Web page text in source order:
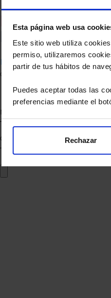
Esta página web usa
Este sitio web utiliza
permiso, utilizaremos
partir de tus hábitos de
Puedes aceptar todas las
preferencias mediante el
Rechazar
Le
Descárguese el archivo
e
de sus alternativas de